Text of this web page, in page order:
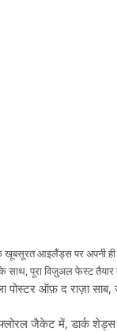
खूबसूरत आइलैंड्स पर अपनी
साथ, पूरा विज़ुअल फेस्ट तैयार
पोस्टर ऑफ़ द राज़ा
जैकेट में, डार्क